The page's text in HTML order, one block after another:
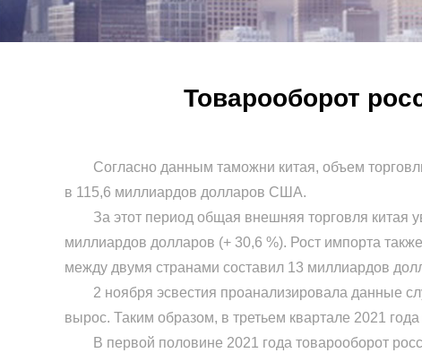
Товарооборот
Согласно данным таможни китая, объем
в 115,6 миллиардов долларов США.
За этот период общая внешняя торговля китая
миллиардов долларов (+ 30,6 %). Рост импорта
между двумя странами составил 13 миллиардов
2 ноября эсвестия проанализировала данные
вырос. Таким образом, в третьем квартале 2021
В первой половине 2021 года товарооборот